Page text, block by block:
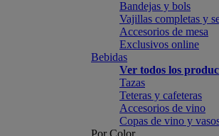
Bandejas y bols
Vajillas completas y
Accesorios de mesa
Exclusivos online
Bebidas
Ver todos los
Tazas
Teteras y cafeteras
Accesorios de vino
Copas de vino y
Por Color